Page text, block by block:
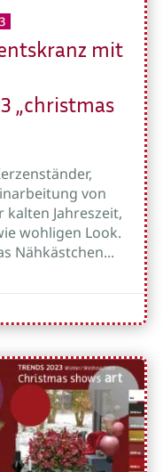
mit
„christmas
von
kalten Jahreszeit,
wohligen Look.
Nähkästchen...